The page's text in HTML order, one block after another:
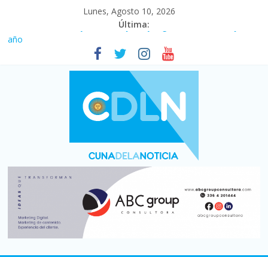
Lunes, Agosto 10, 2026
Última:
La construcción cayó 4,1% en junio y registró su cuarta baja del
Duelo internacional: Falleció Jorge Messi, el papá de Leo
El consumo sigue frenado: las ventas minoristas cayeron 3,8 en
julio y acumulan siete meses en baja
Newell’s cayó 2 a 1 ante Defensa y Justicia en Florencio Varela
por la cuarta fecha del Clausura
El agro argentino logró un récord histórico de exportaciones en
el primer semestre de 2026